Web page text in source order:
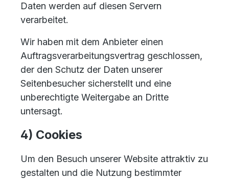
Daten werden auf diesen Servern
verarbeitet.
Wir haben mit dem Anbieter einen
Auftragsverarbeitungsvertrag geschlossen,
der den Schutz der Daten unserer
Seitenbesucher sicherstellt und eine
unberechtigte Weitergabe an Dritte
untersagt.
4) Cookies
Um den Besuch unserer Website attraktiv zu
gestalten und die Nutzung bestimmter